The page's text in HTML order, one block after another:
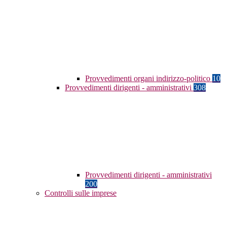
Provvedimenti organi indirizzo-politico 10
Provvedimenti dirigenti - amministrativi 308
Provvedimenti dirigenti - amministrativi
200
Controlli sulle imprese